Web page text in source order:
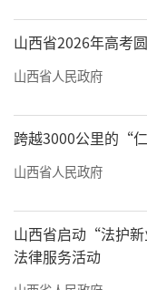
子为代表的地
秧歌、二人台等
曲艺术的活化石
鼓”“花庆鼓”“
作为非物质
2009年全省非
条，有效信息
完整、源流清晰
山西省2026年高考
山西省人民政府
跨越3000公里的“
山西省人民政府
山西省启动“法护
法律服务活动